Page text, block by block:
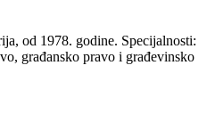
od 1978. godine. Specijalnosti:
građansko pravo i građevinsko